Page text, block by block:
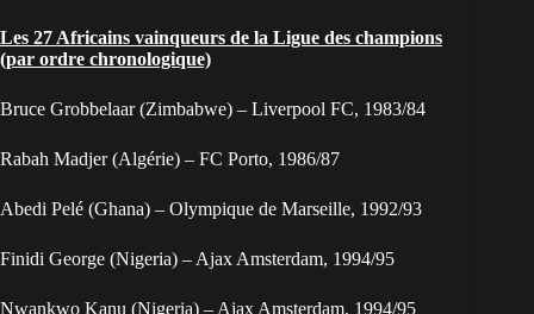
Les 27 Africains vainqueurs de la Ligue des champions
(par ordre chronologique)
Bruce Grobbelaar (Zimbabwe) – Liverpool FC, 1983/84
Rabah Madjer (Algérie) – FC Porto, 1986/87
Abedi Pelé (Ghana) – Olympique de Marseille, 1992/93
Finidi George (Nigeria) – Ajax Amsterdam, 1994/95
Nwankwo Kanu (Nigeria) – Ajax Amsterdam, 1994/95